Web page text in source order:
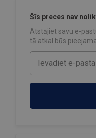
Šīs preces nav
Atstājiet savu e-
tā atkal būs